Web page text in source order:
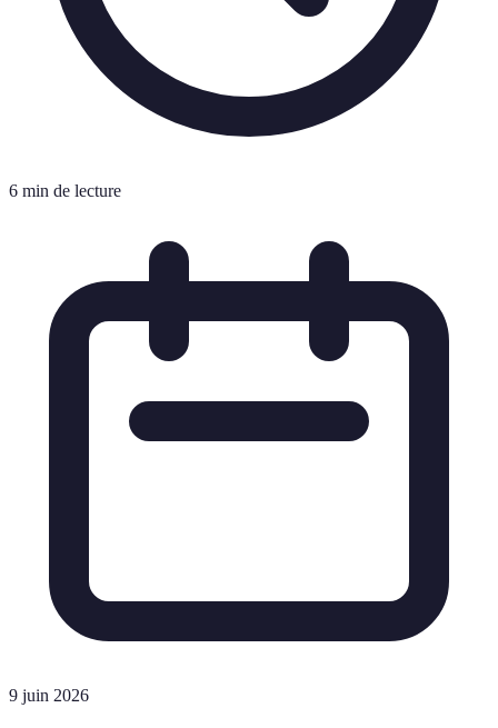
6 min de lecture
9 juin 2026